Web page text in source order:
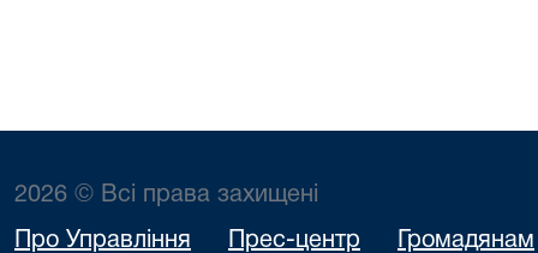
2026 © Всі права захищені
Про Управління Прес-центр Громадянам